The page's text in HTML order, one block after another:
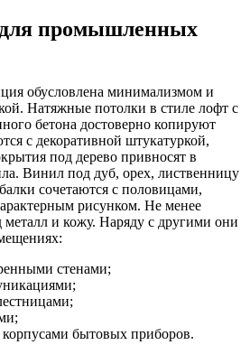
промышленных
обусловлена минимализмом и
Натяжные потолки в стиле лофт с
бетона достоверно копируют
с декоративной штукатуркой,
под дерево привносят в
Винил под дуб, орех, лиственницу
сочетаются с половицами,
рисунком. Не менее
и кожу. Наряду с другими они
стенами;
бытовых приборов.